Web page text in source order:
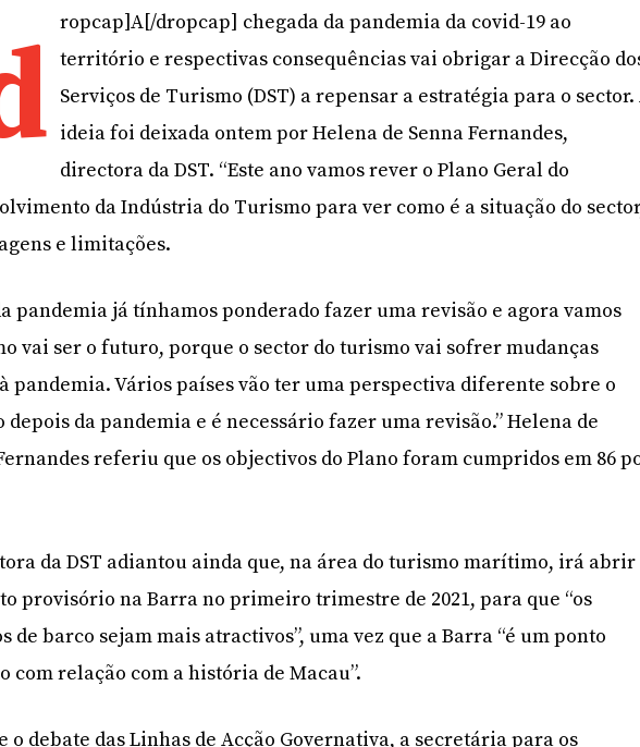
ropcap]A[/dropcap] chegada da pandemia da covid-19 ao
território e respectivas consequências vai obrigar a Direcção
Serviços de Turismo (DST) a repensar a estratégia para o sector.
ideia foi deixada ontem por Helena de Senna Fernandes,
directora da DST. “Este ano vamos rever o Plano Geral do
da Indústria do Turismo para ver como é a situação do
e limitações.
pandemia já tínhamos ponderado fazer uma revisão e agora vamos
vai ser o futuro, porque o sector do turismo vai sofrer mudanças
pandemia. Vários países vão ter uma perspectiva diferente sobre o
depois da pandemia e é necessário fazer uma revisão.” Helena de
referiu que os objectivos do Plano foram cumpridos em 86
da DST adiantou ainda que, na área do turismo marítimo, irá abrir
provisório na Barra no primeiro trimestre de 2021, para que “os
de barco sejam mais atractivos”, uma vez que a Barra “é um ponto
com relação com a história de Macau”.
o debate das Linhas de Acção Governativa, a secretária para os